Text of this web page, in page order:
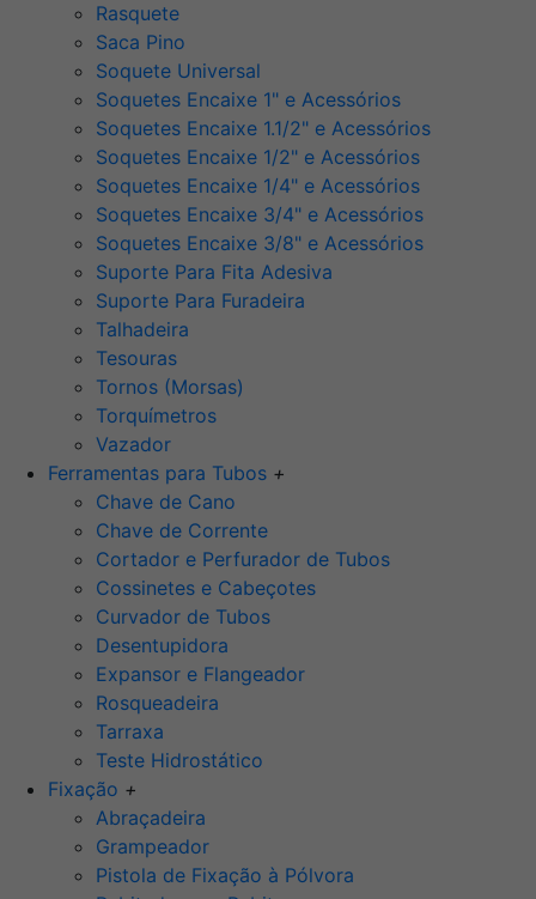
Rasquete
Saca Pino
Soquete Universal
Soquetes Encaixe 1" e Acessórios
Soquetes Encaixe 1.1/2" e Acessórios
Soquetes Encaixe 1/2" e Acessórios
Soquetes Encaixe 1/4" e Acessórios
Soquetes Encaixe 3/4" e Acessórios
Soquetes Encaixe 3/8" e Acessórios
Suporte Para Fita Adesiva
Suporte Para Furadeira
Talhadeira
Tesouras
Tornos (Morsas)
Torquímetros
Vazador
Ferramentas para Tubos +
Chave de Cano
Chave de Corrente
Cortador e Perfurador de Tubos
Cossinetes e Cabeçotes
Curvador de Tubos
Desentupidora
Expansor e Flangeador
Rosqueadeira
Tarraxa
Teste Hidrostático
Fixação +
Abraçadeira
Grampeador
Pistola de Fixação à Pólvora